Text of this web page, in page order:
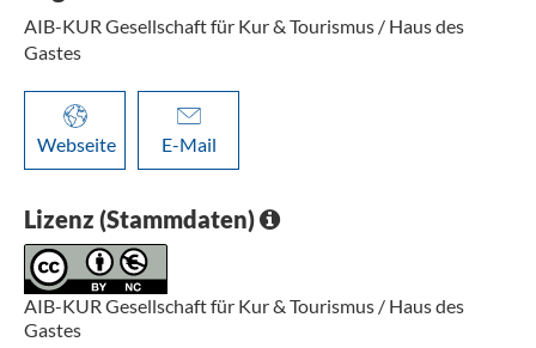
AIB-KUR Gesellschaft für Kur & Tourismus / Haus des
Gastes
Webseite E-Mail
Lizenz (Stammdaten)
AIB-KUR Gesellschaft für Kur & Tourismus / Haus des
Gastes